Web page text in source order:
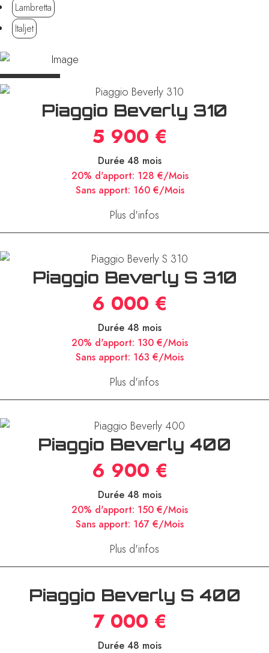
Lambretta
Italjet
Piaggio Beverly 310
5 900 €
Durée 48 mois
20% d'apport: 128 €/Mois
Sans apport: 160 €/Mois
Plus d'infos
Piaggio Beverly S 310
6 000 €
Durée 48 mois
20% d'apport: 130 €/Mois
Sans apport: 163 €/Mois
Plus d'infos
Piaggio Beverly 400
6 900 €
Durée 48 mois
20% d'apport: 150 €/Mois
Sans apport: 167 €/Mois
Plus d'infos
Piaggio Beverly S 400
7 000 €
Durée 48 mois